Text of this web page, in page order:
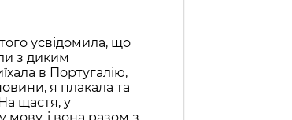
усвідомила, що
з диким
в Португалію,
я плакала та
щастя, у